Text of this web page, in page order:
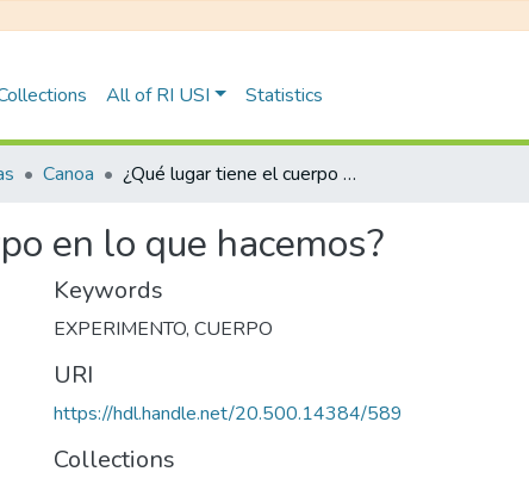
All of RI USI Statistics
Canoa ¿Qué lugar tiene el cuerpo en lo que hacemos?
en lo que hacemos?
Keywords
EXPERIMENTO, CUERPO
URI
https://hdl.handle.net/20.500.14384/589
Collections